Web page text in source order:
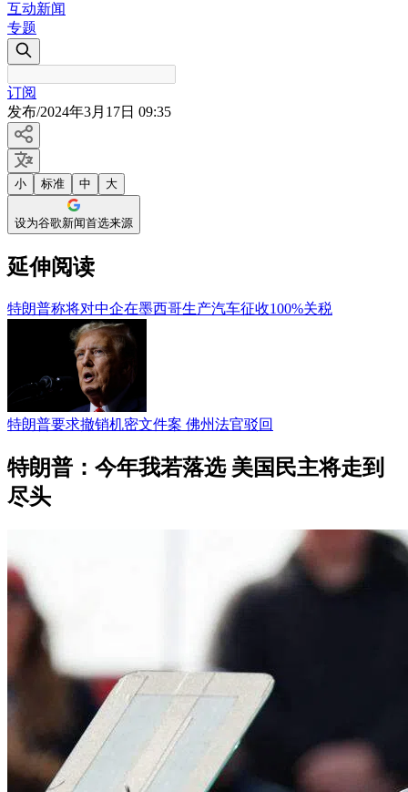
互动新闻
专题
订阅
发布/2024年3月17日 09:35
小 标准 中 大
设为谷歌新闻首选来源
延伸阅读
特朗普称将对中企在墨西哥生产汽车征收100%关税
特朗普要求撤销机密文件案 佛州法官驳回
特朗普：今年我若落选 美国民主将走到
尽头